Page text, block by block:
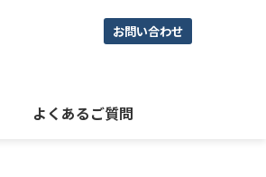
お問い合わせ
よくあるご質問